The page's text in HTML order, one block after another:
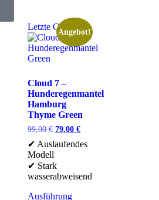
Letzte Chance
Angebot!
Cloud 7 –
Hunderegenmantel
Hamburg
Thyme Green
99,00€ 79,00 €
✔ Auslaufendes
Modell
✔ Stark
wasserabweisend
Ausführung